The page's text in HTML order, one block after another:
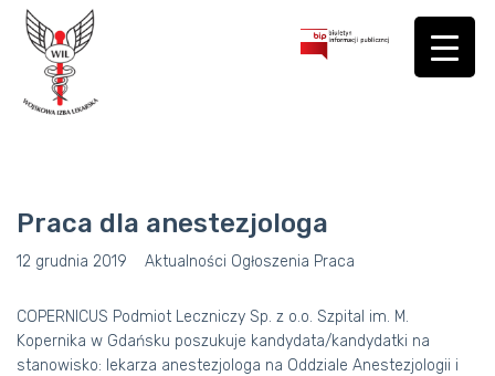
Praca dla anestezjologa
12 grudnia 2019 Aktualności Ogłoszenia Praca
COPERNICUS Podmiot Leczniczy Sp. z o.o. Szpital im. M.
Kopernika w Gdańsku poszukuje kandydata/kandydatki na
stanowisko: lekarza anestezjologa na Oddziale Anestezjologii i